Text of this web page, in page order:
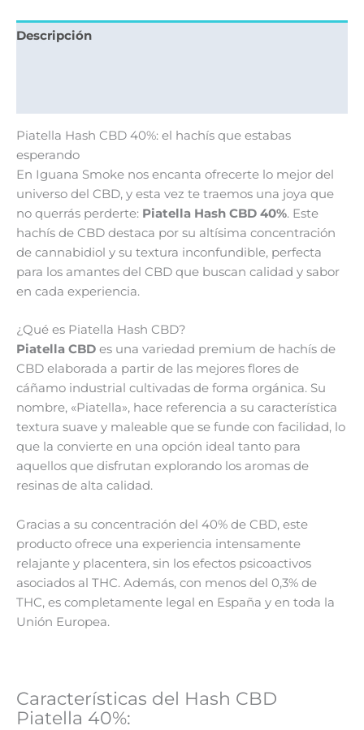
Descripción
Piatella Hash CBD 40%: el hachís que estabas
esperando
En Iguana Smoke nos encanta ofrecerte lo mejor del
universo del CBD, y esta vez te traemos una joya que
no querrás perderte: Piatella Hash CBD 40%. Este
hachís de CBD destaca por su altísima concentración
de cannabidiol y su textura inconfundible, perfecta
para los amantes del CBD que buscan calidad y sabor
en cada experiencia.
¿Qué es Piatella Hash CBD?
Piatella CBD es una variedad premium de hachís de
CBD elaborada a partir de las mejores flores de
cáñamo industrial cultivadas de forma orgánica. Su
nombre, «Piatella», hace referencia a su característica
textura suave y maleable que se funde con facilidad, lo
que la convierte en una opción ideal tanto para
aquellos que disfrutan explorando los aromas de
resinas de alta calidad.
Gracias a su concentración del 40% de CBD, este
producto ofrece una experiencia intensamente
relajante y placentera, sin los efectos psicoactivos
asociados al THC. Además, con menos del 0,3% de
THC, es completamente legal en España y en toda la
Unión Europea.
Características del Hash CBD
Piatella 40%: